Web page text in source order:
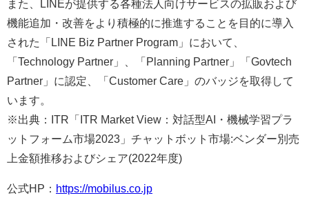
また、LINEが提供する各種法人向けサービスの拡販および
機能追加・改善をより積極的に推進することを目的に導入
された「LINE Biz Partner Program」において、
「Technology Partner」、「Planning Partner」「Govtech
Partner」に認定、「Customer Care」のバッジを取得して
います。
※出典：ITR「ITR Market View：対話型AI・機械学習プラ
ットフォーム市場2023」チャットボット市場:ベンダー別売
上金額推移およびシェア(2022年度)
公式HP： https://mobilus.co.jp